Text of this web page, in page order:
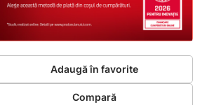
Adaugă în favorite
Compară